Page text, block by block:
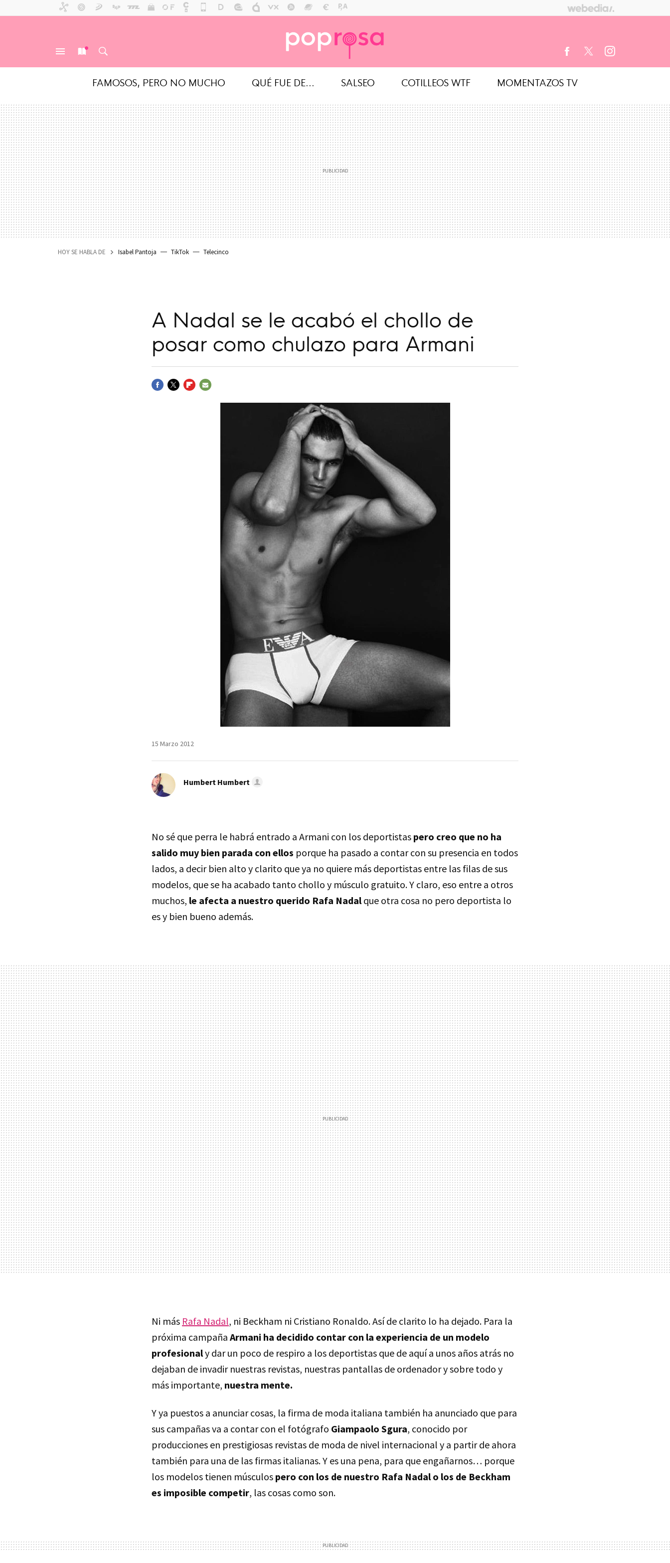
FAMOSOS, PERO NO MUCHO QUÉ FUE DE... SALSEO COTILLEOS WTF MOMENTAZOS TV
HOY SE HABLA DE Isabel Pantoja TikTok Telecinco
A Nadal se le acabó el chollo de
posar como chulazo para Armani
15 Marzo 2012
Humbert Humbert
No sé que perra le habrá entrado a Armani con los deportistas pero creo que no ha
salido muy bien parada con ellos porque ha pasado a contar con su presencia en todos
lados, a decir bien alto y clarito que ya no quiere más deportistas entre las filas de sus
modelos, que se ha acabado tanto chollo y músculo gratuito. Y claro, eso entre a otros
muchos, le afecta a nuestro querido Rafa Nadalque otra cosa no pero deportista lo
es y bien bueno además.
Ni más Rafa Nadal, ni Beckham ni Cristiano Ronaldo. Así de clarito lo ha dejado. Para la
próxima campaña Armani ha decidido contar con la experiencia de un modelo
profesionaly dar un poco de respiro a los deportistas que de aquí a unos años atrás no
dejaban de invadir nuestras revistas, nuestras pantallas de ordenador y sobre todo y
más importante, nuestra mente.
Y ya puestos a anunciar cosas, la firma de moda italiana también ha anunciado que para
sus campañas va a contar con el fotógrafo Giampaolo Sgura, conocido por
producciones en prestigiosas revistas de moda de nivel internacional y a partir de ahora
también para una de las firmas italianas. Y es una pena, para que engañarnos… porque
los modelos tienen músculos pero con los de nuestro Rafa Nadal o los de Beckham
es imposible competir, las cosas como son.